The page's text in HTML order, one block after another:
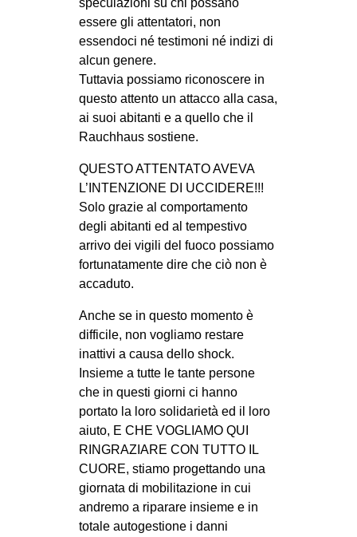
essere gli attentatori, non
essendoci né testimoni né indizi di
alcun genere.
Tuttavia possiamo riconoscere in
questo attento un attacco alla casa,
ai suoi abitanti e a quello che il
Rauchhaus sostiene.
QUESTO ATTENTATO AVEVA
L’INTENZIONE DI UCCIDERE!!!
Solo grazie al comportamento
degli abitanti ed al tempestivo
arrivo dei vigili del fuoco possiamo
fortunatamente dire che ciò non è
accaduto.
Anche se in questo momento è
difficile, non vogliamo restare
inattivi a causa dello shock.
Insieme a tutte le tante persone
che in questi giorni ci hanno
portato la loro solidarietà ed il loro
aiuto, E CHE VOGLIAMO QUI
RINGRAZIARE CON TUTTO IL
CUORE, stiamo progettando una
giornata di mobilitazione in cui
andremo a riparare insieme e in
totale autogestione i danni